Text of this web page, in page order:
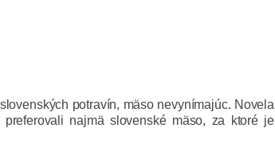
potravín, mäso nevynímajúc. Novela
najmä slovenské mäso, za ktoré je